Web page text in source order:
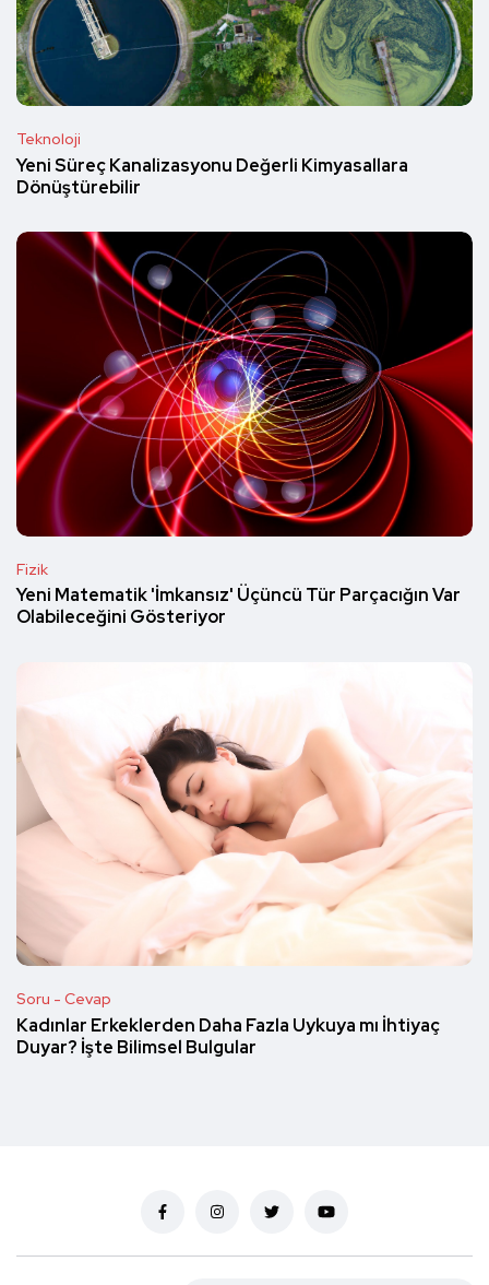
Teknoloji
Yeni Süreç Kanalizasyonu Değerli Kimyasallara
Dönüştürebilir
Fizik
Yeni Matematik 'İmkansız' Üçüncü Tür Parçacığın Var
Olabileceğini Gösteriyor
Soru - Cevap
Kadınlar Erkeklerden Daha Fazla Uykuya mı İhtiyaç
Duyar? İşte Bilimsel Bulgular